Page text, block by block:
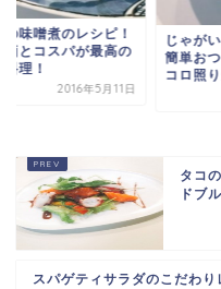
の味噌煮のレシピ！
価とコスパが最高の
理！
2016年5月11日
じゃが
簡単お
コロ照
タコ
ドブ
スパゲティサラダのこだわり